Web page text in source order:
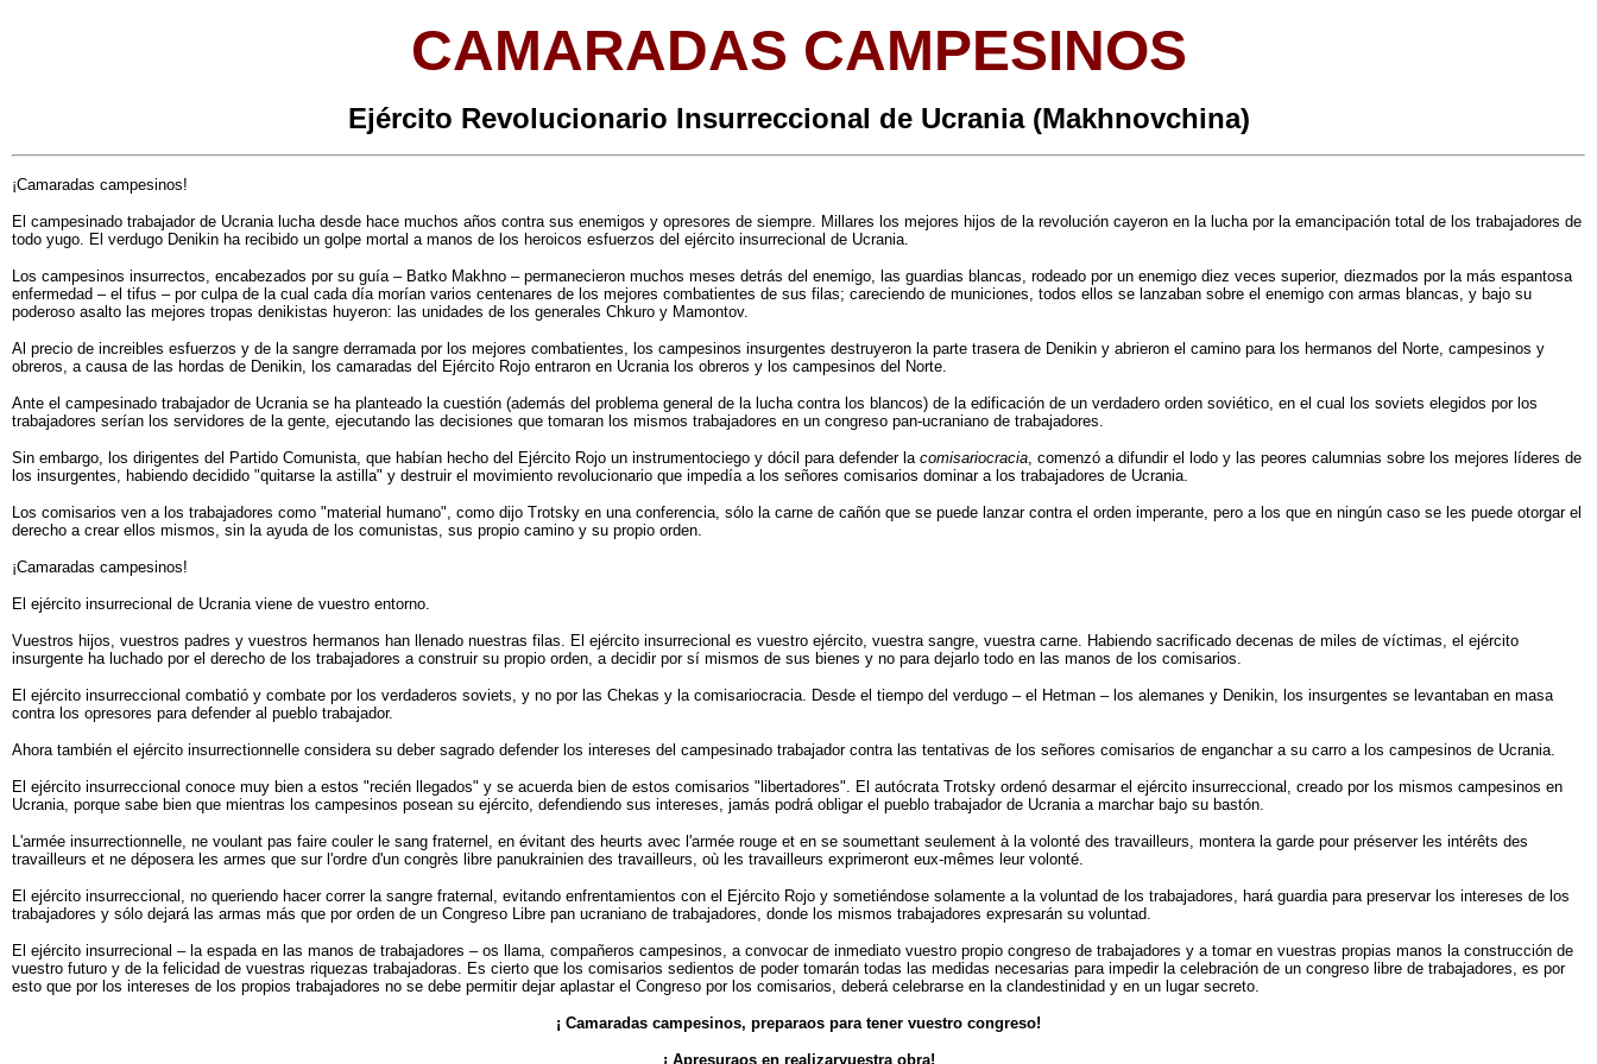
CAMARADAS CAMPESINOS
Ejército Revolucionario Insurreccional de Ucrania (Makhnovchina)
¡Camaradas campesinos!
El campesinado trabajador de Ucrania lucha desde hace muchos años contra sus enemigos y opresores de siempre. Millares los mejores hijos de la revolución cayeron en la lucha por la emancipación total de los trabajadores de
todo yugo. El verdugo Denikin ha recibido un golpe mortal a manos de los heroicos esfuerzos del ejército insurrecional de Ucrania.
Los campesinos insurrectos, encabezados por su guía – Batko Makhno – permanecieron muchos meses detrás del enemigo, las guardias blancas, rodeado por un enemigo diez veces superior, diezmados por la más espantosa
enfermedad – el tifus – por culpa de la cual cada día morían varios centenares de los mejores combatientes de sus filas; careciendo de municiones, todos ellos se lanzaban sobre el enemigo con armas blancas, y bajo su
poderoso asalto las mejores tropas denikistas huyeron: las unidades de los generales Chkuro y Mamontov.
Al precio de increibles esfuerzos y de la sangre derramada por los mejores combatientes, los campesinos insurgentes destruyeron la parte trasera de Denikin y abrieron el camino para los hermanos del Norte, campesinos y
obreros, a causa de las hordas de Denikin, los camaradas del Ejército Rojo entraron en Ucrania los obreros y los campesinos del Norte.
Ante el campesinado trabajador de Ucrania se ha planteado la cuestión (además del problema general de la lucha contra los blancos) de la edificación de un verdadero orden soviético, en el cual los soviets elegidos por los
trabajadores serían los servidores de la gente, ejecutando las decisiones que tomaran los mismos trabajadores en un congreso pan-ucraniano de trabajadores.
Sin embargo, los dirigentes del Partido Comunista, que habían hecho del Ejército Rojo un instrumentociego y dócil para defender la comisariocracia, comenzó a difundir el lodo y las peores calumnias sobre los mejores líderes de
los insurgentes, habiendo decidido "quitarse la astilla" y destruir el movimiento revolucionario que impedía a los señores comisarios dominar a los trabajadores de Ucrania.
Los comisarios ven a los trabajadores como "material humano", como dijo Trotsky en una conferencia, sólo la carne de cañón que se puede lanzar contra el orden imperante, pero a los que en ningún caso se les puede otorgar el
derecho a crear ellos mismos, sin la ayuda de los comunistas, sus propio camino y su propio orden.
¡Camaradas campesinos!
El ejército insurrecional de Ucrania viene de vuestro entorno.
Vuestros hijos, vuestros padres y vuestros hermanos han llenado nuestras filas. El ejército insurrecional es vuestro ejército, vuestra sangre, vuestra carne. Habiendo sacrificado decenas de miles de víctimas, el ejército
insurgente ha luchado por el derecho de los trabajadores a construir su propio orden, a decidir por sí mismos de sus bienes y no para dejarlo todo en las manos de los comisarios.
El ejército insurreccional combatió y combate por los verdaderos soviets, y no por las Chekas y la comisariocracia. Desde el tiempo del verdugo – el Hetman – los alemanes y Denikin, los insurgentes se levantaban en masa
contra los opresores para defender al pueblo trabajador.
Ahora también el ejército insurrectionnelle considera su deber sagrado defender los intereses del campesinado trabajador contra las tentativas de los señores comisarios de enganchar a su carro a los campesinos de Ucrania.
El ejército insurreccional conoce muy bien a estos "recién llegados" y se acuerda bien de estos comisarios "libertadores". El autócrata Trotsky ordenó desarmar el ejército insurreccional, creado por los mismos campesinos en
Ucrania, porque sabe bien que mientras los campesinos posean su ejército, defendiendo sus intereses, jamás podrá obligar el pueblo trabajador de Ucrania a marchar bajo su bastón.
L'armée insurrectionnelle, ne voulant pas faire couler le sang fraternel, en évitant des heurts avec l'armée rouge et en se soumettant seulement à la volonté des travailleurs, montera la garde pour préserver les intérêts des
travailleurs et ne déposera les armes que sur l'ordre d'un congrès libre panukrainien des travailleurs, où les travailleurs exprimeront eux-mêmes leur volonté.
El ejército insurreccional, no queriendo hacer correr la sangre fraternal, evitando enfrentamientos con el Ejército Rojo y sometiéndose solamente a la voluntad de los trabajadores, hará guardia para preservar los intereses de los
trabajadores y sólo dejará las armas más que por orden de un Congreso Libre pan ucraniano de trabajadores, donde los mismos trabajadores expresarán su voluntad.
El ejército insurrecional – la espada en las manos de trabajadores – os llama, compañeros campesinos, a convocar de inmediato vuestro propio congreso de trabajadores y a tomar en vuestras propias manos la construcción de
vuestro futuro y de la felicidad de vuestras riquezas trabajadoras. Es cierto que los comisarios sedientos de poder tomarán todas las medidas necesarias para impedir la celebración de un congreso libre de trabajadores, es por
esto que por los intereses de los propios trabajadores no se debe permitir dejar aplastar el Congreso por los comisarios, deberá celebrarse en la clandestinidad y en un lugar secreto.
¡ Camaradas campesinos, preparaos para tener vuestro congreso!
¡ Apresuraos en realizarvuestra obra!